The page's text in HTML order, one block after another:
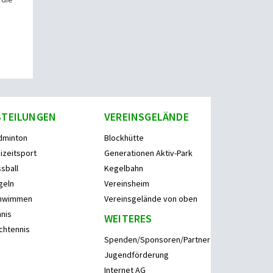
VEREINSGELÄNDE
Blockhütte
Generationen Aktiv-Park
Kegelbahn
Vereinsheim
Vereinsgelände von oben
WEITERES
Spenden/Sponsoren/Partner
Jugendförderung
Internet AG